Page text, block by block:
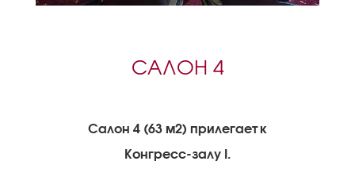
САЛОН 4
Салон 4 (63 м2) прилегает к
Конгресс-залу I.